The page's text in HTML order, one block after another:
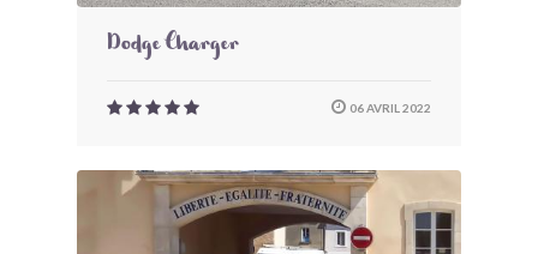
Dodge Charger
06 AVRIL 2022